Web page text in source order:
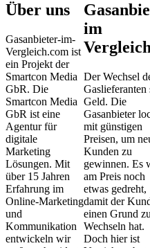
Über uns
Gasanbieter-im-
Vergleich.com ist
ein Projekt der
Smartcon Media
GbR. Die
Smartcon Media
GbR ist eine
Agentur für
digitale
Marketing
Lösungen. Mit
über 15 Jahren
Erfahrung im
Online-Marketing
und
Kommunikation
entwickeln wir
im
Vergleich
Der Wechsel
Gaslieferanten
Geld. Die
Gasanbieter
mit günstigen
Preisen, um
Kunden zu
gewinnen. Es
am Preis noch
etwas gedreht,
damit der
einen Grund
Wechseln hat.
Doch hier ist